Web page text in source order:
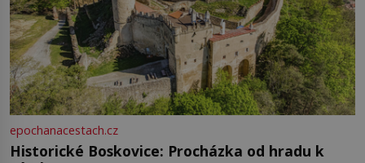
epochanacestach.cz
Historické Boskovice: Procházka od hradu k